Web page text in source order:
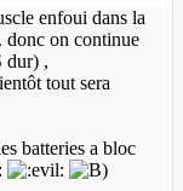
enfoui dans la
donc on continue
dur) ,
tout sera
batteries a bloc